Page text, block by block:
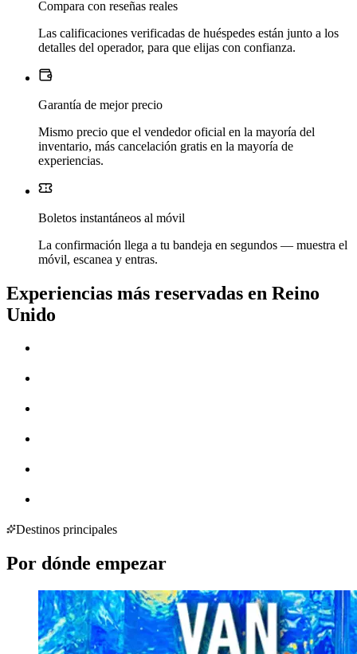
Compara con reseñas reales
Las calificaciones verificadas de huéspedes están junto a los
detalles del operador, para que elijas con confianza.
Garantía de mejor precio
Mismo precio que el vendedor oficial en la mayoría del
inventario, más cancelación gratis en la mayoría de
experiencias.
Boletos instantáneos al móvil
La confirmación llega a tu bandeja en segundos — muestra el
móvil, escanea y entras.
Experiencias más reservadas en Reino
Unido
Destinos principales
Por dónde empezar